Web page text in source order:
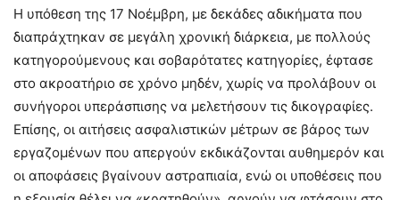
Η υπόθεση της 17 Νοέμβρη, με δεκάδες αδικήματα που
διαπράχτηκαν σε μεγάλη χρονική διάρκεια, με πολλούς
κατηγορούμενους και σοβαρότατες κατηγορίες, έφτασε
στο ακροατήριο σε χρόνο μηδέν, χωρίς να προλάβουν οι
συνήγοροι υπεράσπισης να μελετήσουν τις δικογραφίες.
Επίσης, οι αιτήσεις ασφαλιστικών μέτρων σε βάρος των
εργαζομένων που απεργούν εκδικάζονται αυθημερόν και
οι αποφάσεις βγαίνουν αστραπιαία, ενώ οι υποθέσεις που